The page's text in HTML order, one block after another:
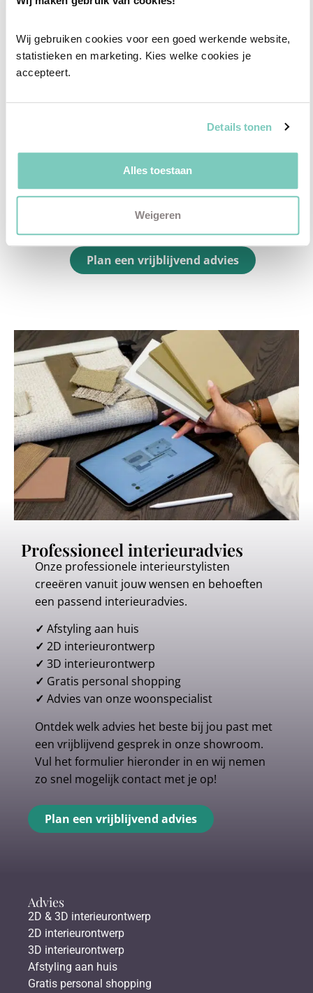
Wij gebruiken cookies voor een goed werkende website,
statistieken en marketing. Kies welke cookies je
accepteert.
Details tonen
Alles toestaan
Weigeren
passend interieuradvies.
✓ Afstyling aan huis
2D interieurontwerp
Advies van onze woonspecialist
Ontdek welk advies het beste bij jou past met
een vrijblijvend gesprek in onze showroom.
Vul het formulier hieronder in en wij nemen zo
snel mogelijk contact met je op!
Plan een vrijblijvend advies
Professioneel interieuradvies
Onze professionele interieurstylisten
creeëren vanuit jouw wensen en behoeften
een passend interieuradvies.
✓ Afstyling aan huis
✓ 2D interieurontwerp
✓ 3D interieurontwerp
✓ Gratis personal shopping
✓ Advies van onze woonspecialist
Ontdek welk advies het beste bij jou past met
een vrijblijvend gesprek in onze showroom.
Vul het formulier hieronder in en wij nemen
zo snel mogelijk contact met je op!
Plan een vrijblijvend advies
Advies
2D & 3D interieurontwerp
2D interieurontwerp
3D interieurontwerp
Afstyling aan huis
Gratis personal shopping